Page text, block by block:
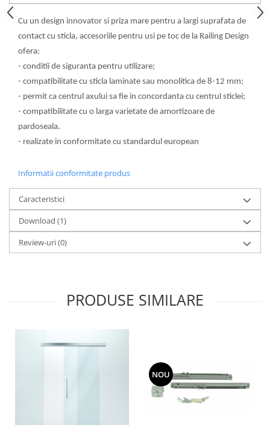
Cu un design innovator si priza mare pentru a largi suprafata de
contact cu sticla, accesoriile pentru usi pe toc de la Railing Design
ofera:
- conditii de siguranta pentru utilizare;
- compatibilitate cu sticla laminate sau monolitica de 8-12 mm;
- permit ca centrul axului sa fie in concordanta cu centrul sticlei;
- compatibilitate cu o larga varietate de amortizoare de
pardoseala.
- realizate in conformitate cu standardul european
Informatii conformitate produs
Caracteristici
Download (1)
Review-uri(0)
PRODUSE SIMILARE
NOU